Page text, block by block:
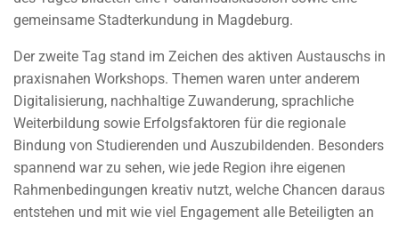
gemeinsame Stadterkundung in Magdeburg.
Der zweite Tag stand im Zeichen des aktiven Austauschs in
praxisnahen Workshops. Themen waren unter anderem
Digitalisierung, nachhaltige Zuwanderung, sprachliche
Weiterbildung sowie Erfolgsfaktoren für die regionale
Bindung von Studierenden und Auszubildenden. Besonders
spannend war zu sehen, wie jede Region ihre eigenen
Rahmenbedingungen kreativ nutzt, welche Chancen daraus
entstehen und mit wie viel Engagement alle Beteiligten an